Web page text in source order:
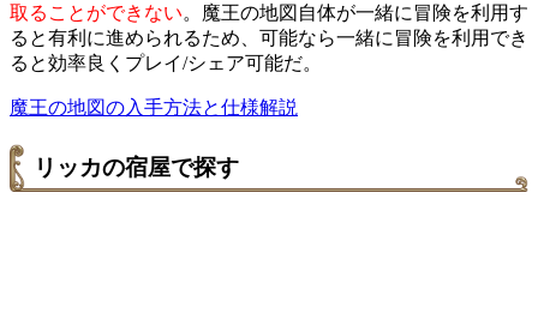
取ることができない。魔王の地図自体が一緒に冒険を利用す
ると有利に進められるため、可能なら一緒に冒険を利用でき
ると効率良くプレイ/シェア可能だ。
魔王の地図の入手方法と仕様解説
リッカの宿屋で探す